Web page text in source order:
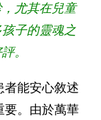
尤其在兒童
子的靈魂之
。
者能安心敘述
要。由於萬華